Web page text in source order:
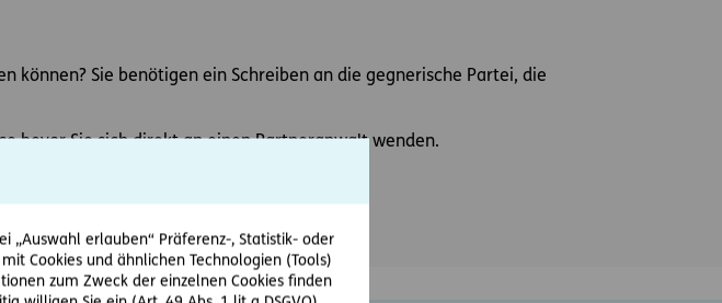
„Auswahl erlauben“ Präferenz-, Statistik- oder
Cookies und ähnlichen Technologien (Tools)
zum Zweck der einzelnen Cookies finden
können? Sie benötigen ein Schreiben an die gegnerische Partei, die
bevor Sie sich direkt an einen Partneranwalt wenden.